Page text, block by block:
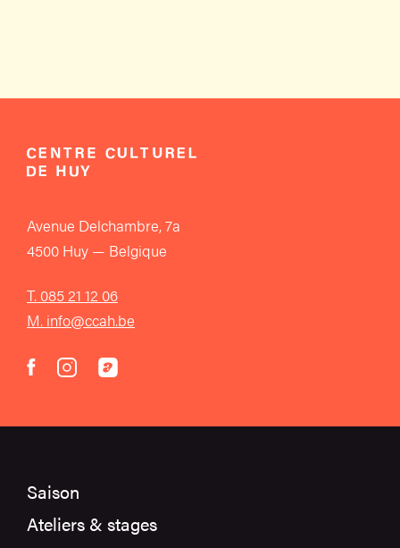
Avenue Delchambre, 7a
4500 Huy — Belgique
T. 085 21 12 06
M. info@ccah.be
facebook
instagram
acast
Saison
Ateliers & stages